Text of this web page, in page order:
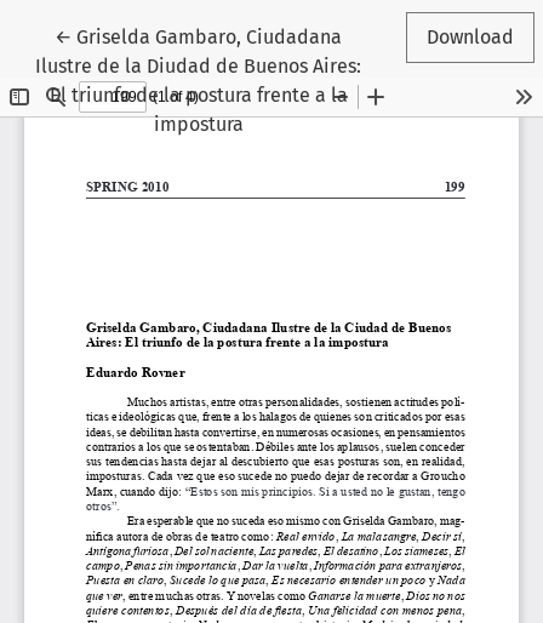
← Return to Article Details
Griselda Gambaro, Ciudadana
Ilustre de la Diudad de Buenos Aires:
El triunfo de la postura frente a la
impostura
Download